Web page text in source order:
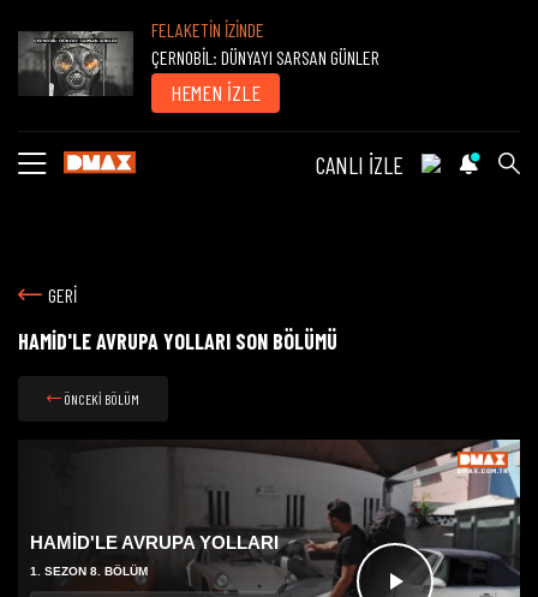
FELAKETİN İZİNDE
ÇERNOBİL: DÜNYAYI SARSAN GÜNLER
HEMEN İZLE
CANLI İZLE
GERİ
HAMİD'LE AVRUPA YOLLARI SON BÖLÜMÜ
ÖNCEKİ BÖLÜM
HAMİD'LE AVRUPA YOLLARI
1. SEZON 8. BÖLÜM